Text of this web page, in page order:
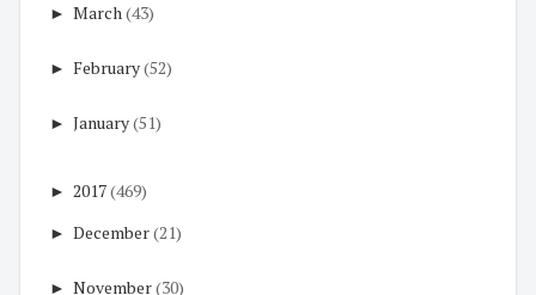
► March(43)
► February(52)
► January(51)
► 2017(469)
► December(21)
► November(30)